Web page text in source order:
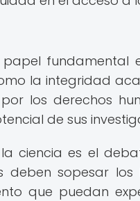
fundamental
la integridad
los derechos
de sus
ciencia es el
deben sopesar
que puedan